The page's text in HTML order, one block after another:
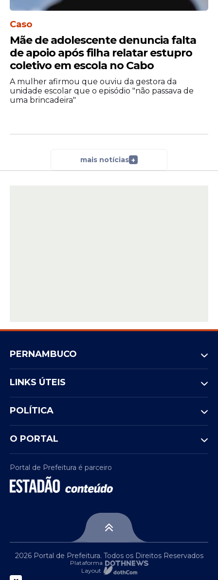
Caso
Mãe de adolescente denuncia falta
de apoio após filha relatar estupro
coletivo em escola no Cabo
A mulher afirmou que ouviu da gestora da
unidade escolar que o episódio "não passava de
uma brincadeira"
mais notícias +
PERNAMBUCO
LINKS ÚTEIS
POLÍTICA
O PORTAL
Portal de Prefeitura é parceiro
2026 Portal de Prefeitura. Todos os Direitos Reservados
Plataforma
Layout